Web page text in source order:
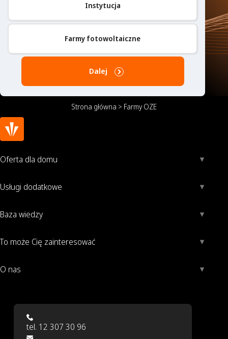
Instytucja
Farmy fotowoltaiczne
Dalej
Strona główna > Farmy OZE
Oferta dla domu
Usługi dodatkowe
Baza wiedzy
To może Cię zainteresować
O nas
tel. 12 307 30 96